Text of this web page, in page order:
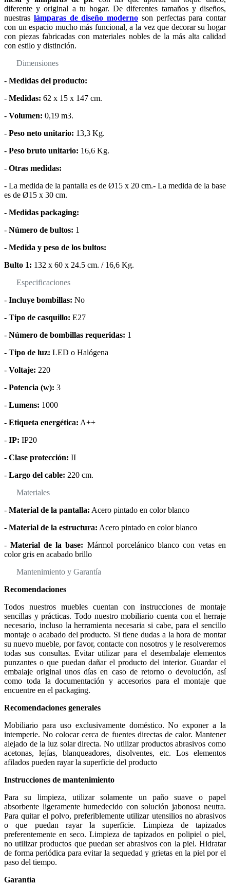
diferente y original a tu hogar. De diferentes tamaños y diseños,
nuestras lámparas de diseño moderno son perfectas para contar
con un espacio mucho más funcional, a la vez que decorar su hogar
con piezas fabricadas con materiales nobles de la más alta calidad
con estilo y distinción.
Dimensiones
- Medidas del producto:
- Medidas: 62 x 15 x 147 cm.
- Volumen: 0,19 m3.
- Peso neto unitario: 13,3 Kg.
- Peso bruto unitario: 16,6 Kg.
- Otras medidas:
- La medida de la pantalla es de Ø15 x 20 cm.- La medida de la base
es de Ø15 x 30 cm.
- Medidas packaging:
- Número de bultos: 1
- Medida y peso de los bultos:
Bulto 1: 132 x 60 x 24.5 cm. / 16,6 Kg.
Especificaciones
- Incluye bombillas: No
- Tipo de casquillo: E27
- Número de bombillas requeridas: 1
- Tipo de luz: LED o Halógena
- Voltaje: 220
- Potencia (w): 3
- Lumens: 1000
- Etiqueta energética: A++
- IP: IP20
- Clase protección: II
- Largo del cable: 220 cm.
Materiales
- Material de la pantalla: Acero pintado en color blanco
- Material de la estructura: Acero pintado en color blanco
- Material de la base: Mármol porcelánico blanco con vetas en
color gris en acabado brillo
Mantenimiento y Garantía
Recomendaciones
Todos nuestros muebles cuentan con instrucciones de montaje
sencillas y prácticas. Todo nuestro mobiliario cuenta con el herraje
necesario, incluso la herramienta necesaria si cabe, para el sencillo
montaje o acabado del producto. Si tiene dudas a la hora de montar
su nuevo mueble, por favor, contacte con nosotros y le resolveremos
todas sus consultas. Evitar utilizar para el desembalaje elementos
punzantes o que puedan dañar el producto del interior. Guardar el
embalaje original unos días en caso de retorno o devolución, así
como toda la documentación y accesorios para el montaje que
encuentre en el packaging.
Recomendaciones generales
Mobiliario para uso exclusivamente doméstico. No exponer a la
intemperie. No colocar cerca de fuentes directas de calor. Mantener
alejado de la luz solar directa. No utilizar productos abrasivos como
acetonas, lejías, blanqueadores, disolventes, etc. Los elementos
afilados pueden rayar la superficie del producto
Instrucciones de mantenimiento
Para su limpieza, utilizar solamente un paño suave o papel
absorbente ligeramente humedecido con solución jabonosa neutra.
Para quitar el polvo, preferiblemente utilizar utensilios no abrasivos
o que puedan rayar la superficie. Limpieza de tapizados
preferentemente en seco. Limpieza de tapizados en polipiel o piel,
no utilizar productos que puedan ser abrasivos con la piel. Hidratar
de forma periódica para evitar la sequedad y grietas en la piel por el
paso del tiempo.
Garantía